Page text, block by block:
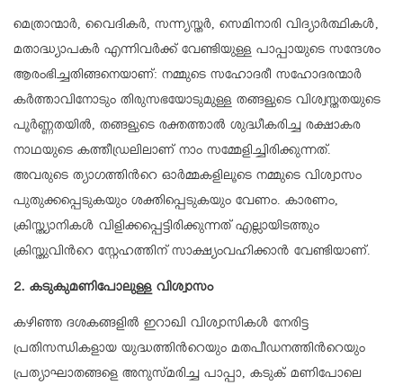
മെത്രാന്മാർ, വൈദികർ, സന്ന്യസ്തർ, സെമിനാരി വിദ്യാർത്ഥികൾ,
മതാദ്ധ്യാപകർ എന്നിവർക്ക് വേണ്ടിയുള്ള പാപ്പായുടെ സന്ദേശം
ആരംഭിച്ചതിങ്ങനെയാണ്: നമ്മുടെ സഹോദരീ സഹോദരന്മാർ
കർത്താവിനോടും തിരുസഭയോടുമുള്ള തങ്ങളുടെ വിശ്വസ്തതയുടെ
പൂർണ്ണതയിൽ, തങ്ങളുടെ രക്തത്താൽ ശുദ്ധീകരിച്ച രക്ഷാകര
നാഥയുടെ കത്തീഡ്രലിലാണ് നാം സമ്മേളിച്ചിരിക്കുന്നത്.
അവരുടെ ത്യാഗത്തിന്‍റെ ഓർമ്മകളിലൂടെ നമ്മുടെ വിശ്വാസം
പുതുക്കപ്പെടുകയും ശക്തിപ്പെടുകയും വേണം. കാരണം,
ക്രിസ്ത്യാനികൾ വിളിക്കപ്പെട്ടിരിക്കുന്നത് എല്ലായിടത്തും
ക്രിസ്തുവിന്‍റെ സ്നേഹത്തിന് സാക്ഷ്യംവഹിക്കാൻ വേണ്ടിയാണ്.
2. കടുകുമണിപോലുള്ള വിശ്വാസം
കഴിഞ്ഞ ദശകങ്ങളിൽ ഇറാഖി വിശ്വാസികൾ നേരിട്ട
പ്രതിസന്ധികളായ യുദ്ധത്തിന്‍റെയും മതപീഡനത്തിന്‍റെയും
പ്രത്യാഘാതങ്ങളെ അനുസ്മരിച്ച പാപ്പാ, കടുക് മണിപോലെ